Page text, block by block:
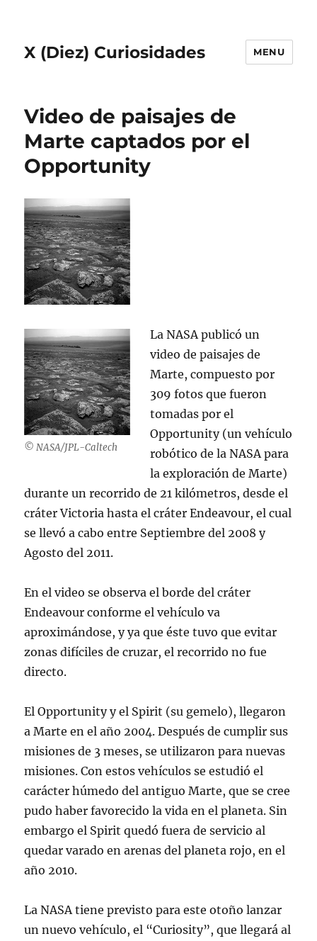
X (Diez) Curiosidades MENU
Video de paisajes de
Marte captados por el
Opportunity
© NASA/JPL-Caltech
La NASA publicó un
video de paisajes de
Marte, compuesto por
309 fotos que fueron
tomadas por el
Opportunity (un vehículo
robótico de la NASA para
la exploración de Marte)
durante un recorrido de 21 kilómetros, desde el
cráter Victoria hasta el cráter Endeavour, el cual
se llevó a cabo entre Septiembre del 2008 y
Agosto del 2011.
En el video se observa el borde del cráter
Endeavour conforme el vehículo va
aproximándose, y ya que éste tuvo que evitar
zonas difíciles de cruzar, el recorrido no fue
directo.
El Opportunity y el Spirit (su gemelo), llegaron
a Marte en el año 2004. Después de cumplir sus
misiones de 3 meses, se utilizaron para nuevas
misiones. Con estos vehículos se estudió el
carácter húmedo del antiguo Marte, que se cree
pudo haber favorecido la vida en el planeta. Sin
embargo el Spirit quedó fuera de servicio al
quedar varado en arenas del planeta rojo, en el
año 2010.
La NASA tiene previsto para este otoño lanzar
un nuevo vehículo, el “Curiosity”, que llegará al